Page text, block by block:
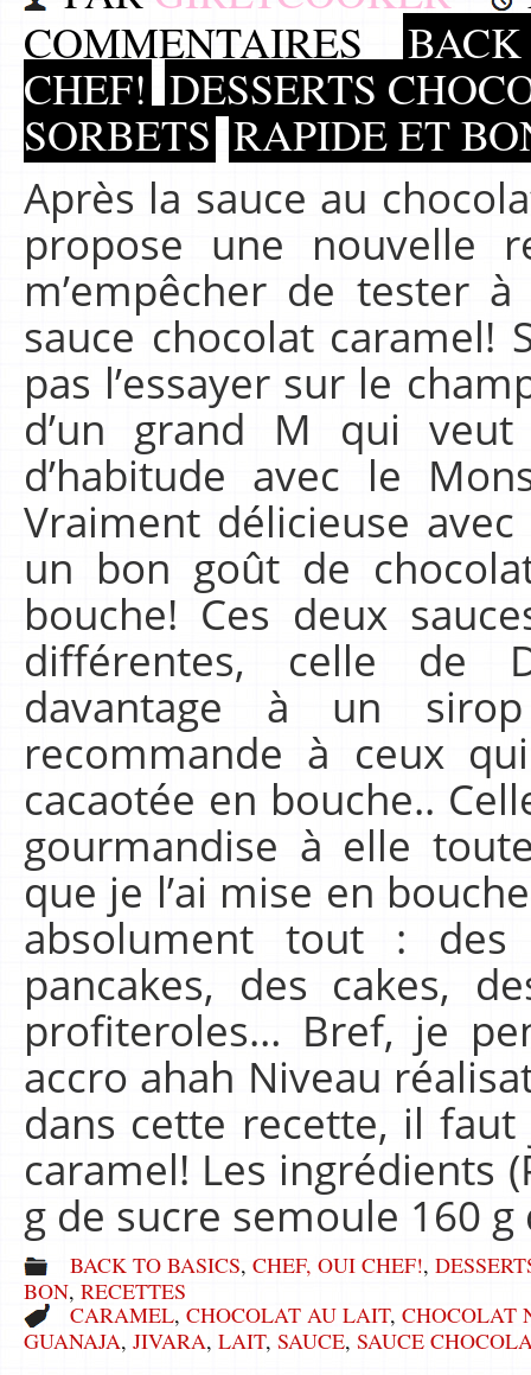
COMMENTAIRES
CHEF! DESSERTS
SORBETS RAPIDE ET
Après la sauce au
propose une nouvelle
m’empêcher de tester
sauce chocolat caramel!
pas l’essayer sur le
d’un grand M qui
d’habitude avec le
Vraiment délicieuse
un bon goût de
bouche! Ces deux
différentes, celle de
davantage à un
recommande à ceux
cacaotée en bouche..
gourmandise à elle
que je l’ai mise en
absolument tout : des
pancakes, des cakes,
profiteroles… Bref, je
accro ahah Niveau
dans cette recette, il
caramel! Les ingrédients
g de sucre semoule 160
BACK TO BASICS, CHEF, OUI CHEF!,
BON, RECETTES
CARAMEL, CHOCOLAT AU LAIT, CHOCOLAT
GUANAJA, JIVARA, LAIT, SAUCE, SAUCE